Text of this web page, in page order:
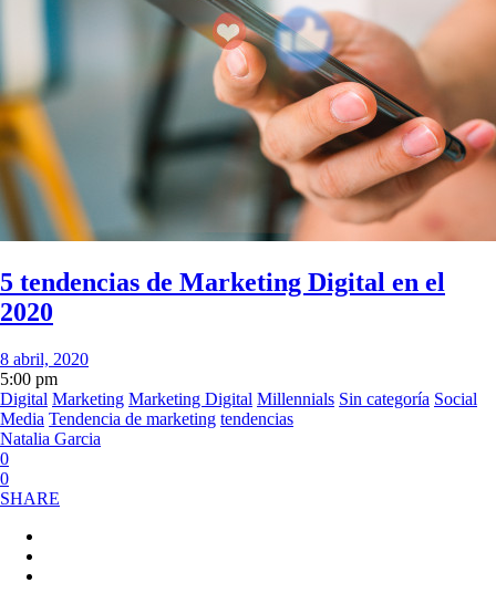
5 tendencias de Marketing Digital en el
2020
8 abril, 2020
5:00 pm
Digital Marketing Marketing Digital Millennials Sin categoría Social
Media Tendencia de marketing tendencias
Natalia Garcia
0
0
SHARE